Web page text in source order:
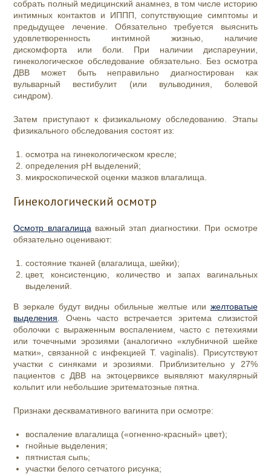
собрать полный медицинский анамнез, в том числе историю
интимных контактов и ИППП, сопутствующие симптомы и
предыдущее лечение. Обязательно требуется выяснить
удовлетворенность интимной жизнью, наличие
дискомфорта или боли. При наличии диспареунии,
гинекологическое обследование обязательно. Без осмотра
ДВВ может быть неправильно диагностирован как
вульварный вестибулит (или вульводиния, болевой
синдром).
Затем приступают к физикальному обследованию. Этапы
физикального обследования состоят из:
осмотра на гинекологическом кресле;
определения рН выделений;
микроскопической оценки мазков влагалища.
Гинекологический осмотр
Осмотр влагалища важный этап диагностики. При осмотре
обязательно оценивают:
состояние тканей (влагалища, шейки);
цвет, консистенцию, количество и запах вагинальных
выделений.
В зеркале будут видны обильные желтые или желтоватые
выделения . Очень часто встречается эритема слизистой
оболочки с выраженным воспалением, часто с петехиями
или точечными эрозиями (аналогично «клубничной шейке
матки», связанной с инфекцией T. vaginalis). Присутствуют
участки с синяками и эрозиями. Приблизительно у 27%
пациентов с ДВВ на эктоцервиксе выявляют макулярный
кольпит или небольшие эритематозные пятна.
Признаки десквамативного вагинита при осмотре:
воспаление влагалища («огненно-красный» цвет);
гнойные выделения;
пятнистая сыпь;
участки белого сетчатого рисунка;